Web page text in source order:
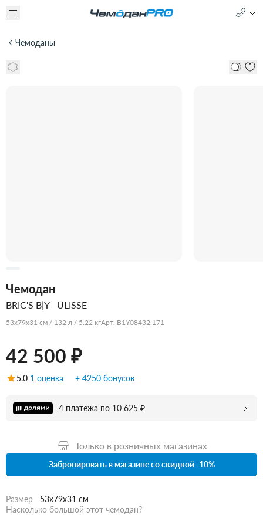
Чемоданы
Чемодан
BRIC'S B|Y ULISSE
53x79x31 см / 132 л / 5.22 кгАрт. B1Y08432.171
42 500 ₽
5.0 1 оценка + 4250 бонусов
4 платежа по 10 625 ₽
Только в розничных магазинах
Забронировать в магазине со скидкой -10%
Размер
53x79x31 см
Насколько большой этот чемодан?